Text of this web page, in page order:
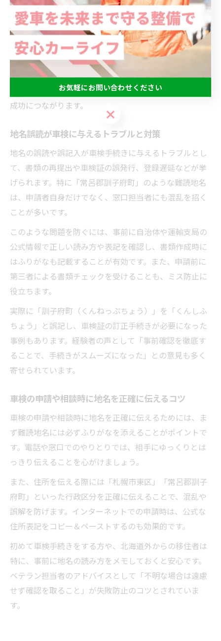
町」のように、地元以外の人には読み方が難しい地名で
は、郵送時や連絡時に間違いが発生しやすい傾向があり
ます。
たとえば札幌市東区から常呂郡訓子府町へ車両を移動す
る場合、区と郡・町の住所表記の違いをしっかり押さえ
ておくことが、スムーズな車検手続きや引越し手続きの
成功につながります。
地名誤読が車検に与えるトラブルと対策
地名の誤読や誤記入が車検手続きに与えるトラブルとし
て、書類の再提出や車検証の誤発行、登録遅延などが挙
げられます。特に「常呂郡訓子府町」のような難読地名
は、申請者自身だけでなく、窓口担当者にも混乱を招く
ことが多いです。
このような問題を防ぐには、事前に自治体や運輸支局の
公式情報で正しい読み方や表記を確認し、書類作成時に
はふりがなも記載することが有効です。また、申請前に
第三者による書類チェックを受けることも、ミス防止に
役立ちます。
実際に「訓子府町（くんねっぷちょう）」を「くんしふ
ちょう」と誤記し、車検証の訂正手続きが必要になった
事例もあります。経験者の声として「事前確認を徹底す
ることで、手続きがスムーズになった」との意見も多く
寄せられています。
車検の申請や相談時に地名を正確に伝えるコツ
車検の申請や相談時に地名を正確に伝えるためには、ま
ず難読地名には必ずふりがなを添えることがポイントで
す。電話や窓口でのやりとりでは、相手にゆっくりとは
っきり伝えることを心がけましょう。
また、住所を伝える際には「札幌市東区」「常呂郡訓子
府町」といった行政区分を正確に伝えることで、混乱や
誤解を防げます。インターネットでの申請時は、公式な
住所表記をコピー＆ペーストするのも効果的です。
初めて車検手続きをする方や、北海道外からの移住者は
特に、事前に地名の読み方をメモしておくと安心です。
ベテラン担当者のアドバイスとして「不明な場合は遠慮
せず確認を取ること」が失敗防止のコツとされていま
す。
お気軽にお問い合わせください
お気軽にお問い合わせください